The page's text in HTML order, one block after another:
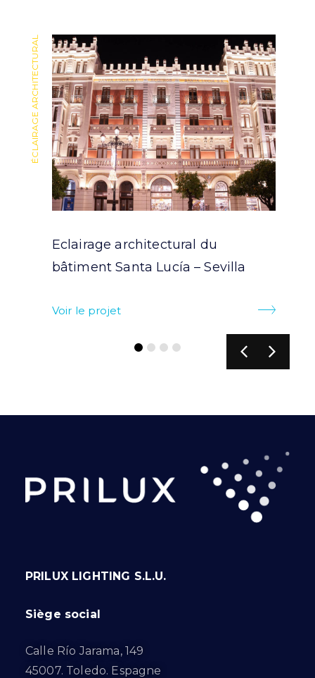
ÉCLAIRAGE ARCHITECTURAL
Eclairage architectural du
bâtiment Santa Lucía – Sevilla
Voir le projet
PRILUX LIGHTING S.L.U.
Siège social
Calle Río Jarama, 149
45007. Toledo. Espagne